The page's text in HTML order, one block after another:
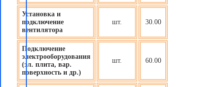
Установка и
подключение
вентилятора
шт. 30.00
Подключение
электрооборудования
(эл. плита, вар.
поверхность и др.)
шт. 60.00